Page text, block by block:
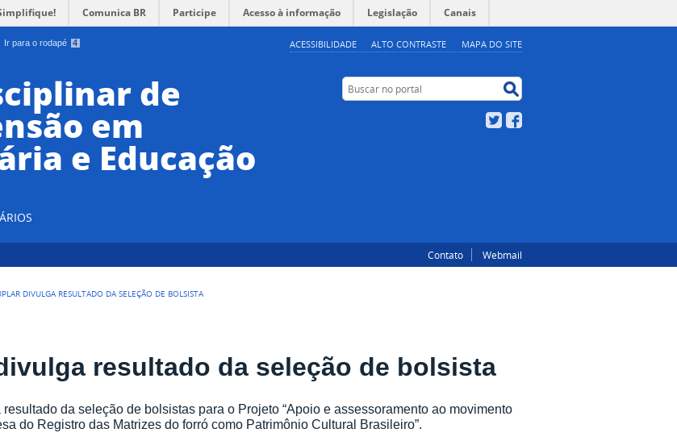
Ir para o rodapé 4 ACESSIBILIDADE ALTO CONTRASTE MAPA DO SITE
Comunica BR Participe Acesso à informação Legislação Canais
de
em
e Educação
Buscar no portal
Twitter
Contato Webmail
DIVULGA RESULTADO DA SELEÇÃO DE BOLSISTA
resultado da seleção de bolsista
da seleção de bolsistas para o Projeto “Apoio e assessoramento ao movimento
do Registro das Matrizes do forró como Patrimônio Cultural Brasileiro”.